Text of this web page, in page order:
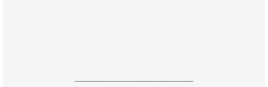
------------------------------------------------------------------